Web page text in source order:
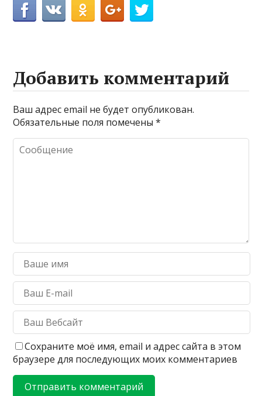
Добавить комментарий
Ваш адрес email не будет опубликован.
Обязательные поля помечены*
Сохраните моё имя, email и адрес сайта в этом
браузере для последующих моих комментариев